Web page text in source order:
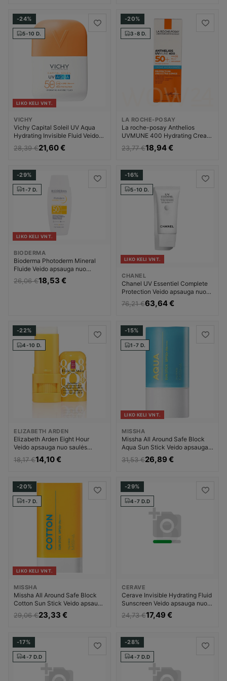
-24%
5-10 D.
LIKO KELI VNT.
VICHY
Vichy Capital Soleil UV Aqua
Hydrating Invisible Fluid Veido
apsauga nuo saulės Moterims
28,39 €21,60 €
-20%
3-8 D.
LA ROCHE-POSAY
La roche-posay Anthelios
UVMUNE 400 Hydrating Cream
Veido apsauga nuo saulės
Unisex
23,77 €18,94 €
-29%
1-7 D.
LIKO KELI VNT.
BIODERMA
Bioderma Photoderm Mineral
Fluide Veido apsauga nuo
saulės Unisex
26,06 €18,53 €
-16%
5-10 D.
LIKO KELI VNT.
CHANEL
Chanel UV Essentiel Complete
Protection Veido apsauga nuo
saulės Unisex
76,21 €63,64 €
-22%
4-10 D.
ELIZABETH ARDEN
Elizabeth Arden Eight Hour
Veido apsauga nuo saulės
Moterims
18,17 €14,10 €
-15%
1-7 D.
LIKO KELI VNT.
MISSHA
Missha All Around Safe Block
Aqua Sun Stick Veido apsauga
nuo saulės Unisex
31,53 €26,89 €
-20%
1-7 D.
LIKO KELI VNT.
MISSHA
Missha All Around Safe Block
Cotton Sun Stick Veido apsauga
nuo saulės Unisex
29,06 €23,33 €
-29%
4-7 D.D
CERAVE
Cerave Invisible Hydrating Fluid
Sunscreen Veido apsauga nuo
saulės Unisex
24,73 €17,49 €
-17%
4-7 D.D
-28%
4-7 D.D